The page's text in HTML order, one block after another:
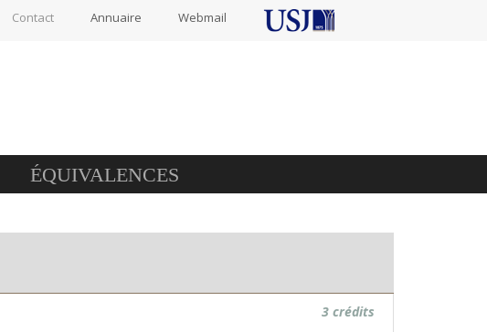
Contact Annuaire Webmail
ÉQUIVALENCES
3 crédits